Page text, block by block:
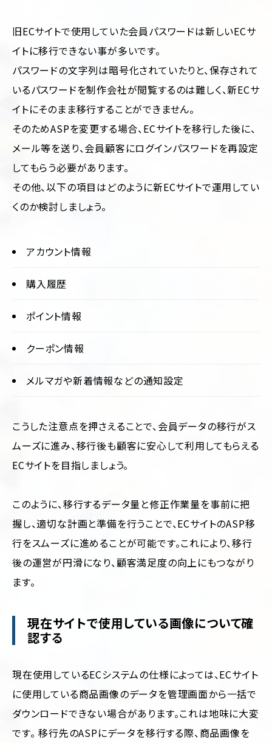
旧ECサイトで使用していた会員パスワードは新しいECサ
イトに移行できない事が多いです。
パスワードの文字列は暗号化されていたりと、保存されて
いるパスワードを制作会社が閲覧するのは難しく、新ECサ
イトにそのまま移行することができません。
そのためASPを変更する場合、ECサイトを移行した後に、
メール等を送り、会員顧客にログインパスワードを再設定
してもらう必要があります。
その他、以下の項目はどのように新ECサイトで運用してい
くのか検討しましょう。
アカウント情報
購入履歴
ポイント情報
クーポン情報
メルマガや新着情報などの通知設定
こうした注意点を押さえることで、会員データの移行がス
ムーズに進み、移行後も顧客に安心して利用してもらえる
ECサイトを目指しましょう。
このように、移行するデータ量と修正作業量を事前に把
握し、適切な計画と準備を行うことで、ECサイトのASP移
行をスムーズに進めることが可能です。これにより、移行
後の運営が円滑になり、顧客満足度の向上にもつながり
ます。
現在サイトで使用している画像について確
認する
現在使用しているECシステムの仕様によっては、ECサイト
に使用している商品画像のデータを管理画面から一括で
ダウンロードできない場合があります。これは地味に大変
です。 移行先のASPにデータを移行する際、商品画像を